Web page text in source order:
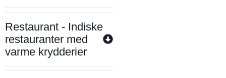
Restaurant - Indiske
restauranter med
varme krydderier